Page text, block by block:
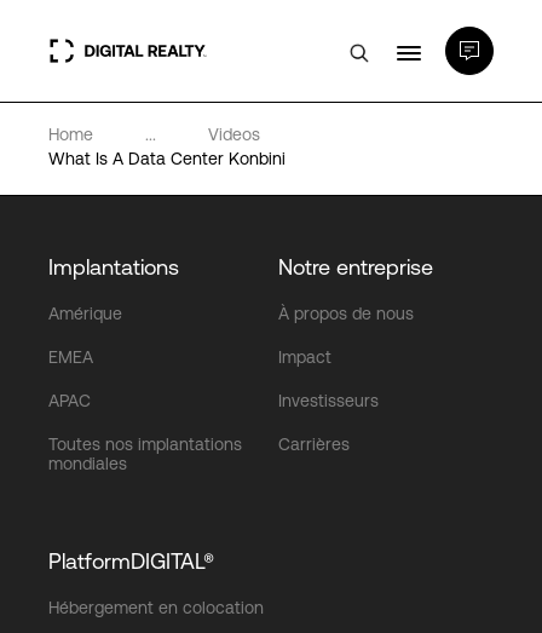
Data Centers
A propos de nous
Connexion
Home ...
Videos
What Is A Data Center Konbini
Implantations
Amérique
EMEA
APAC
Toutes nos implantations
mondiales
Notre entreprise
À propos de nous
Impact
Investisseurs
Carrières
PlatformDIGITAL®
Hébergement en colocation